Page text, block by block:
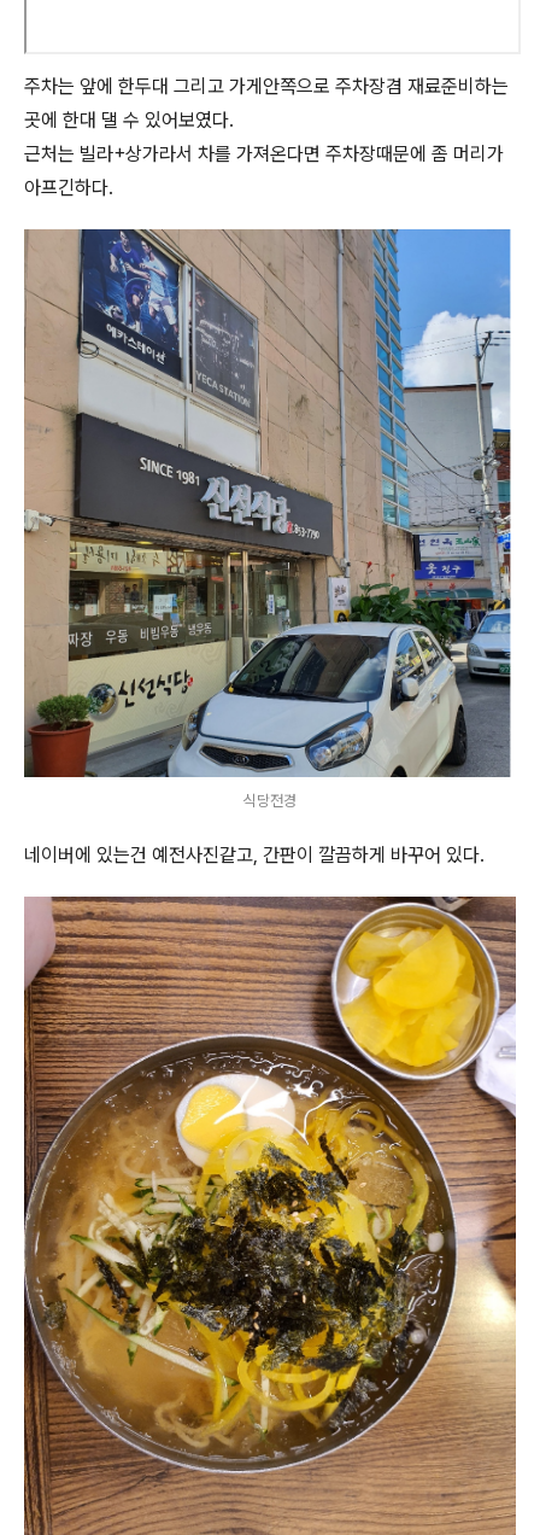
주차는 앞에 한두대 그리고 가게안쪽으로 주차장겸 재료준비하는
곳에 한대 댈 수 있어보였다.
근처는 빌라+상가라서 차를 가져온다면 주차장때문에 좀 머리가
아프긴하다.
식당전경
네이버에 있는건 예전사진같고, 간판이 깔끔하게 바꾸어 있다.